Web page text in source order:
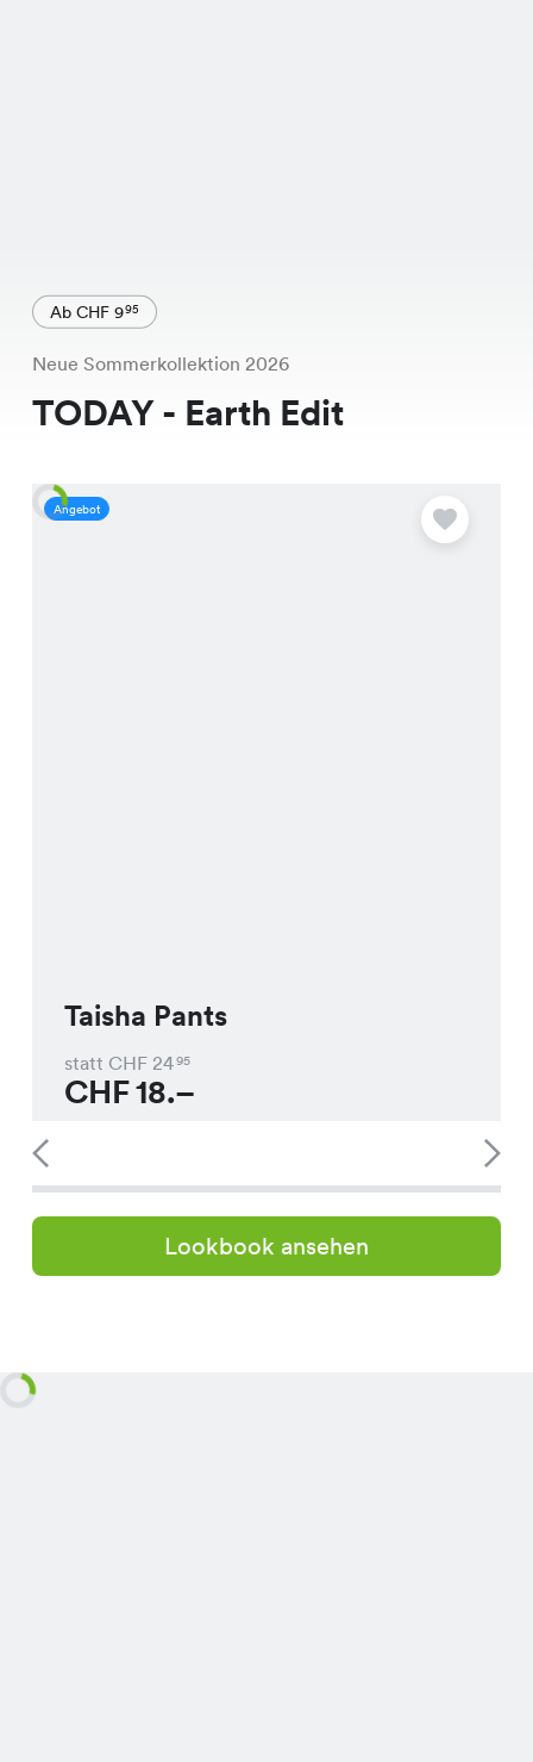
Ab CHF 995
Neue Sommerkollektion 2026
TODAY - Earth Edit
Angebot
Taisha Pants
statt CHF 2495
CHF18.–
Lookbook ansehen